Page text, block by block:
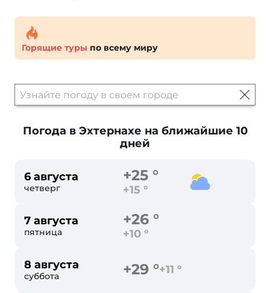
Горящие туры по всему миру
Погода в Эхтернахе на ближайшие 10
дней
6 августа
четверг
+25 °
+15 °
7 августа
пятница
+26 °
+10 °
8 августа
суббота +29 °+11 °